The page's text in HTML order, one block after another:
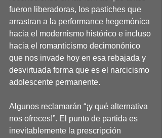
fueron liberadoras, los pastiches que
arrastran a la performance hegemónica
hacia el modernismo histórico e incluso
hacia el romanticismo decimonónico
que nos invade hoy en esa rebajada y
desvirtuada forma que es el narcicismo
adolescente permanente.
Algunos reclamarán “¡y qué alternativa
nos ofreces!”. El punto de partida es
inevitablemente la prescripción